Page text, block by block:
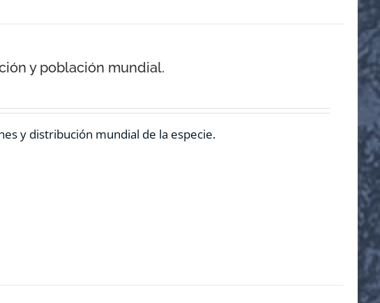
y población mundial.
y distribución mundial de la especie.